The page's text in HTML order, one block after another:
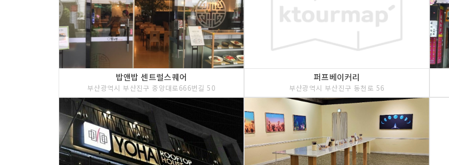
밥앤밥 센트럴스퀘어
부산광역시 부산진구 중앙대로666번길 50
퍼프베이커리
부산광역시 부산진구 동천로 56